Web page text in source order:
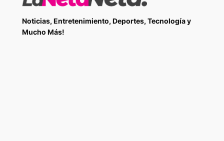
Noticias, Entretenimiento, Deportes, Tecnología y
Mucho Más!